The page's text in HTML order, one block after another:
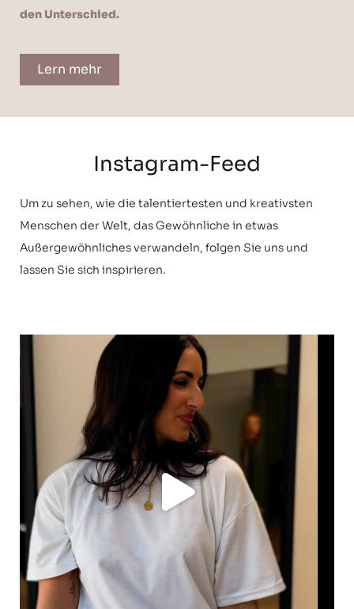
den Unterschied.
Lern mehr
Instagram-Feed
Um zu sehen, wie die talentiertesten und kreativsten
Menschen der Welt, das Gewöhnliche in etwas
Außergewöhnliches verwandeln, folgen Sie uns und
lassen Sie sich inspirieren.